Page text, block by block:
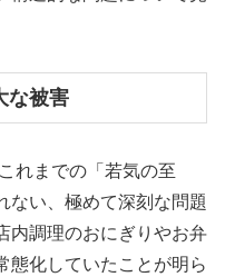
な被害
れまでの「若気の至
ない、極めて深刻な問題
内調理のおにぎりやお弁
態化していたことが明ら